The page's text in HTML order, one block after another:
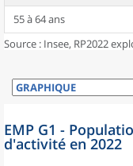
55 à 64 ans
Source : Insee, RP2022
EMP G1 -
d'activité en 2022